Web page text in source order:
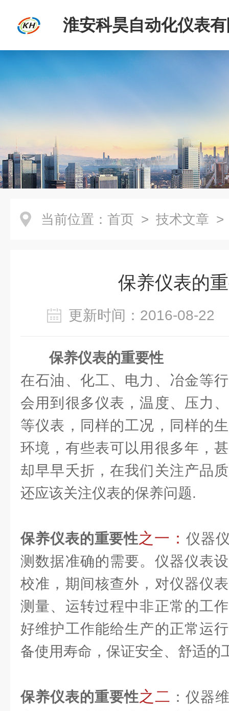
淮安科昊自动化仪表
当前位置： 首页 > 技术文章 >
保养仪表的
更新时间：2016-08-
保养仪表的重要性
在石油、化工、电力、冶金等
会用到很多仪表，温度、压力
等仪表，同样的工况，同样的
环境，有些表可以用很多年，
却早早夭折，在我们关注产品
还应该关注仪表的保养问题.
保养仪表的重要性之一：仪器
测数据准确的需要。仪器仪表
校准，期间核查外，对仪器仪
测量、运转过程中非正常的工
好维护工作能给生产的正常运
备使用寿命，保证安全、舒适的
保养仪表的重要性之二 ：仪器